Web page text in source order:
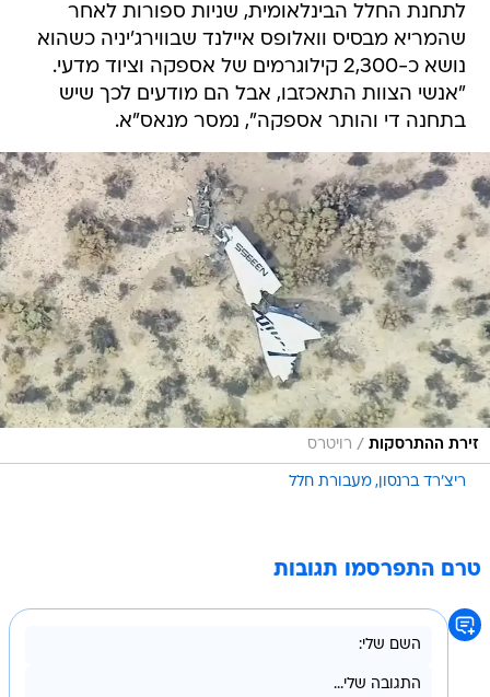
לתחנת החלל הבינלאומית, שניות ספורות לאחר
שהמריא מבסיס וואלופס איילנד שבווירג'יניה כשהוא
נושא כ-2,300 קילוגרמים של אספקה וציוד מדעי.
"אנשי הצוות התאכזבו, אבל הם מודעים לכך שיש
בתחנה די והותר אספקה", נמסר מנאס"א.
זירת ההתרסקות / רויטרס
ריצ'רד ברנסון מעבורת חלל
טרם התפרסמו תגובות